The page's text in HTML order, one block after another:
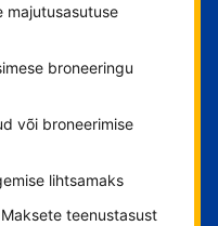
majutusasutuse
broneeringu
või broneerimise
lihtsamaks
teenustasust